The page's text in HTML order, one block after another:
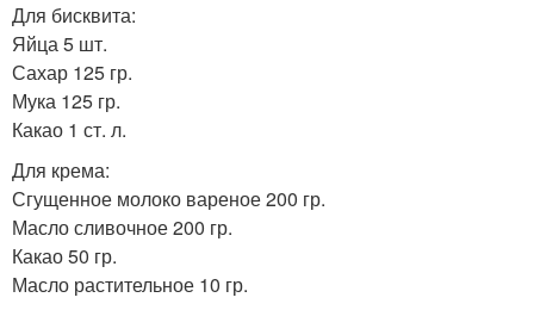
Для бисквита:
Яйца 5 шт.
Сахар 125 гр.
Мука 125 гр.
Какао 1 ст. л.
Для крема:
Сгущенное молоко вареное 200 гр.
Масло сливочное 200 гр.
Какао 50 гр.
Масло растительное 10 гр.